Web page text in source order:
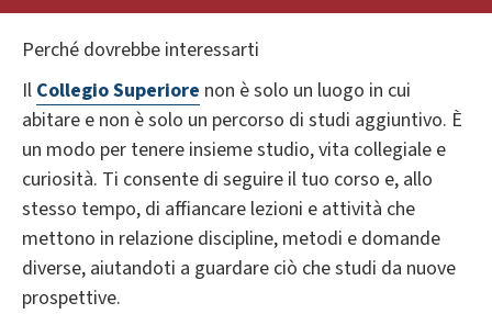
Perché dovrebbe interessarti
Il Collegio Superiore non è solo un luogo in cui
abitare e non è solo un percorso di studi aggiuntivo. È
un modo per tenere insieme studio, vita collegiale e
curiosità. Ti consente di seguire il tuo corso e, allo
stesso tempo, di affiancare lezioni e attività che
mettono in relazione discipline, metodi e domande
diverse, aiutandoti a guardare ciò che studi da nuove
prospettive.